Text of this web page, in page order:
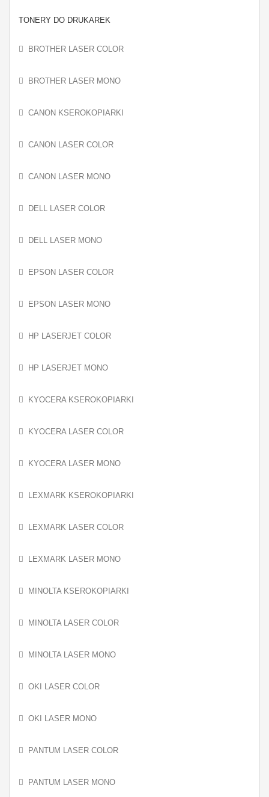
TONERY DO DRUKAREK
BROTHER LASER COLOR
BROTHER LASER MONO
CANON KSEROKOPIARKI
CANON LASER COLOR
CANON LASER MONO
DELL LASER COLOR
DELL LASER MONO
EPSON LASER COLOR
EPSON LASER MONO
HP LASERJET COLOR
HP LASERJET MONO
KYOCERA KSEROKOPIARKI
KYOCERA LASER COLOR
KYOCERA LASER MONO
LEXMARK KSEROKOPIARKI
LEXMARK LASER COLOR
LEXMARK LASER MONO
MINOLTA KSEROKOPIARKI
MINOLTA LASER COLOR
MINOLTA LASER MONO
OKI LASER COLOR
OKI LASER MONO
PANTUM LASER COLOR
PANTUM LASER MONO